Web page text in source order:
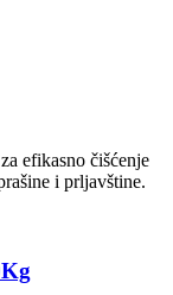
efikasno čišćenje
i prljavštine.